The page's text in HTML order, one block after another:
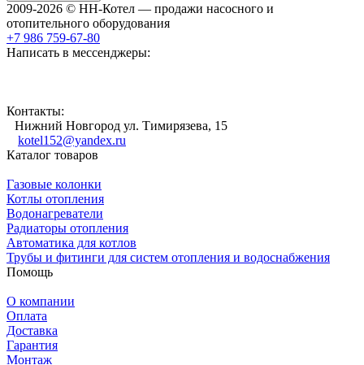
2009-2026 © НН-Котел — продажи насосного и
отопительного оборудования
+7 986 759-67-80
Написать в мессенджеры:
Контакты:
Нижний Новгород ул. Тимирязева, 15
kotel152@yandex.ru
Каталог товаров
Газовые колонки
Котлы отопления
Водонагреватели
Радиаторы отопления
Автоматика для котлов
Трубы и фитинги для систем отопления и водоснабжения
Помощь
О компании
Оплата
Доставка
Гарантия
Монтаж